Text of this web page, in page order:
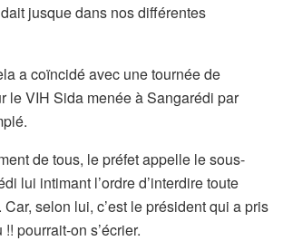
jusque dans nos différentes
a coïncidé avec une tournée de
le VIH Sida menée à Sangarédi par
de tous, le préfet appelle le sous-
lui intimant l’ordre d’interdire toute
selon lui, c’est le président qui a pris
pourrait-on s’écrier.